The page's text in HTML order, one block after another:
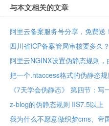
与本文相关的文章
四川省ICP备案管局审核要多久
把一个.htaccess格式的伪静态
《7天学会伪静态》 第四节：
z-blog的伪静态规则 IIS7.5以上
我为什么不愿意做织梦cms、帝